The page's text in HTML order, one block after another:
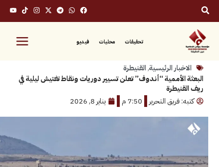
محليات فيديو
الرئيسية,القنيطرة
“أندوف” تعلن تسيير دوريات ونقاط تفتيش ليلية في
فريق التحرير
7:50 م يناير 8, 2026